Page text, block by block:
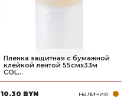
Пленка защитная с бумажной
клейкой лентой 55смх33м
COL...
10.30 BYN наличие: